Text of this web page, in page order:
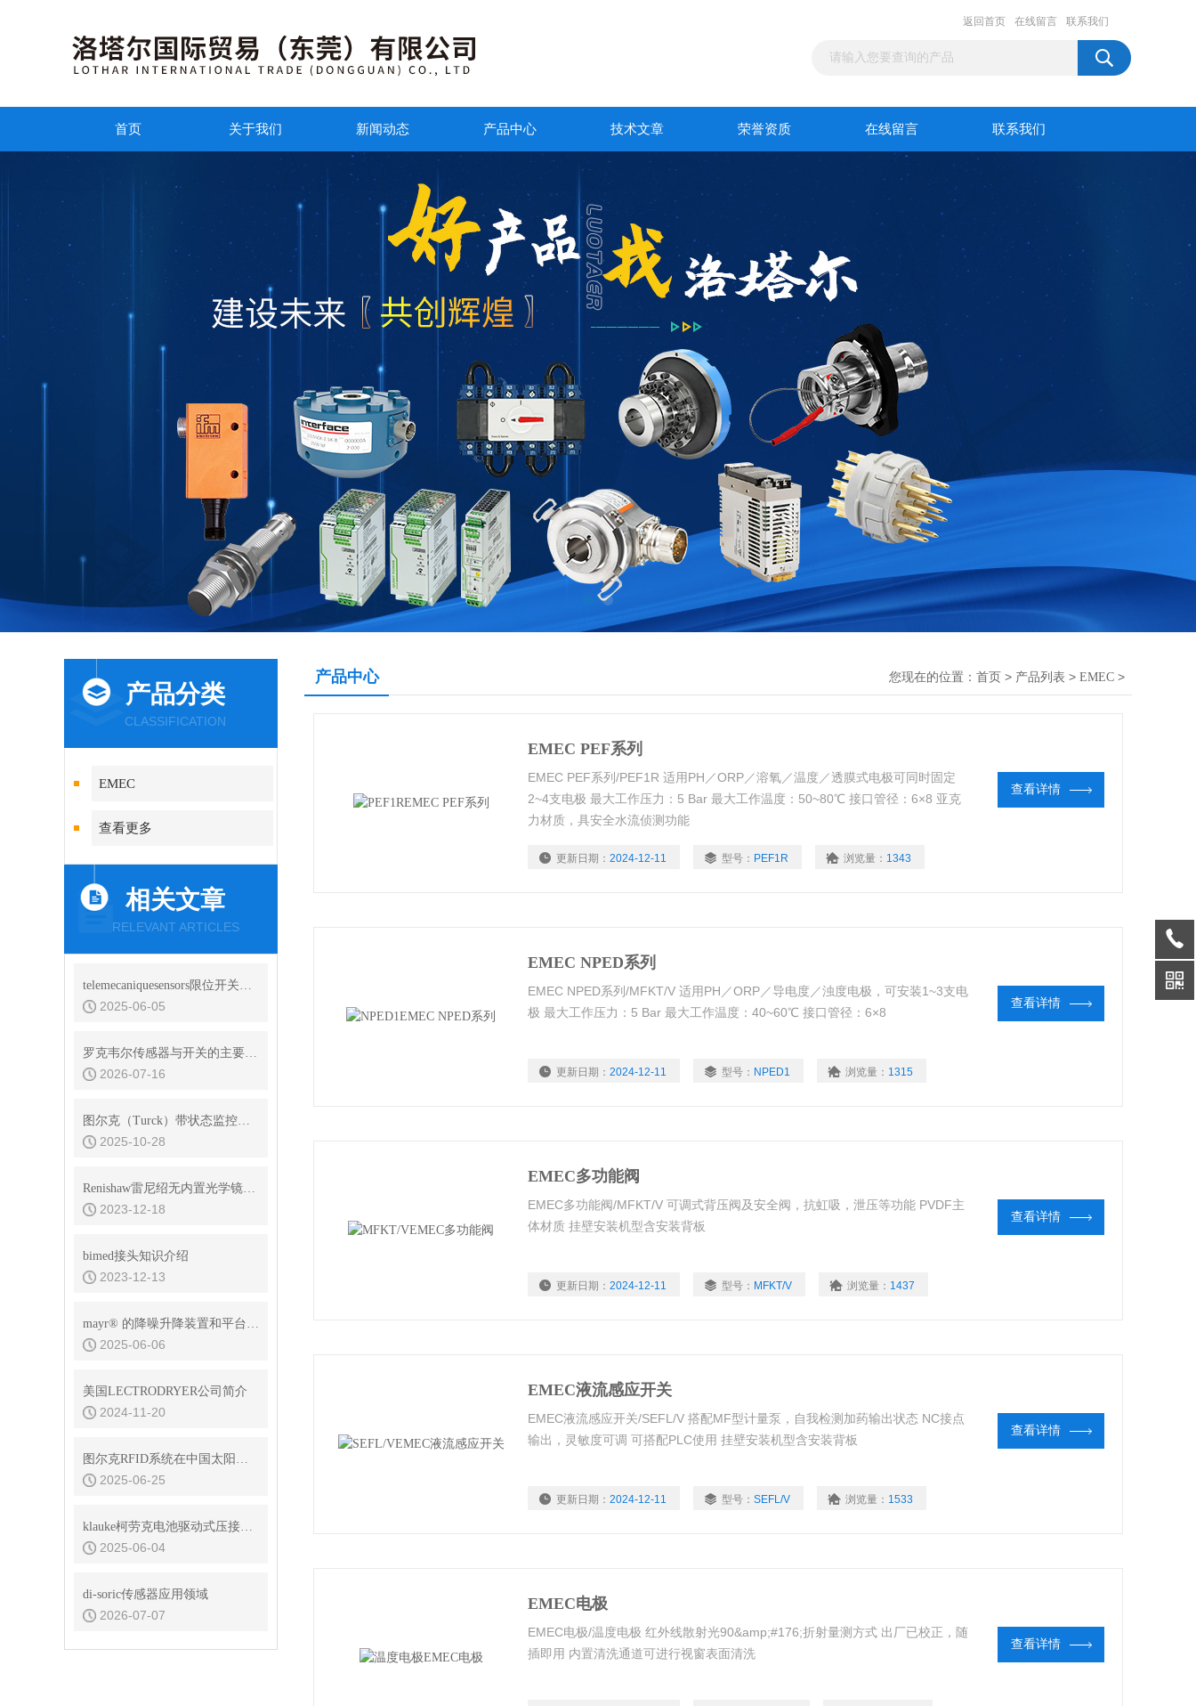
返回首页 在线留言 联系我们
首页 关于我们 新闻动态 产品中心 技术文章 荣誉资质 在线留言 联系我们
产品分类
CLASSIFICATION
EMEC
查看更多
相关文章
RELEVANT ARTICLES
telemecaniquesensors限位开关使用情况和畅销型号
2025-06-05
罗克韦尔传感器与开关的主要型号有哪些
2026-07-16
图尔克（Turck）带状态监控的电容式传感器
2025-10-28
Renishaw雷尼绍无内置光学镜干涉仪的信号处理与数据分析方法分享
2023-12-18
bimed接头知识介绍
2023-12-13
mayr® 的降噪升降装置和平台制动器在电梯和舞台制动器中的应用
2025-06-06
美国LECTRODRYER公司简介
2024-11-20
图尔克RFID系统在中国太阳能电池生产企业使用情况如何？
2025-06-25
klauke柯劳克电池驱动式压接工具EK50ML适用于什么模具
2025-06-04
di-soric传感器应用领域
2026-07-07
产品中心 您现在的位置： 首页 > 产品列表 > EMEC >
EMEC PEF系列
EMEC PEF系列/PEF1R 适用PH／ORP／溶氧／温度／透膜式电极可同时固定
2~4支电极 最大工作压力：5 Bar 最大工作温度：50~80℃ 接口管径：6×8 亚克
力材质，具安全水流侦测功能
更新日期： 2024-12-11 型号： PEF1R 浏览量： 1343
查看详情
EMEC NPED系列
EMEC NPED系列/MFKT/V 适用PH／ORP／导电度／浊度电极，可安装1~3支电
极 最大工作压力：5 Bar 最大工作温度：40~60℃ 接口管径：6×8
更新日期： 2024-12-11 型号： NPED1 浏览量： 1315
查看详情
EMEC多功能阀
EMEC多功能阀/MFKT/V 可调式背压阀及安全阀，抗虹吸，泄压等功能 PVDF主
体材质 挂壁安装机型含安装背板
更新日期： 2024-12-11 型号： MFKT/V 浏览量： 1437
查看详情
EMEC液流感应开关
EMEC液流感应开关/SEFL/V 搭配MF型计量泵，自我检测加药输出状态 NC接点
输出，灵敏度可调 可搭配PLC使用 挂壁安装机型含安装背板
更新日期： 2024-12-11 型号： SEFL/V 浏览量： 1533
查看详情
EMEC电极
EMEC电极/温度电极 红外线散射光90&amp;#176;折射量测方式 出厂已校正，随
插即用 内置清洗通道可进行视窗表面清洗
查看详情